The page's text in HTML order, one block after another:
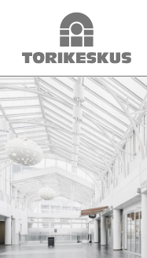
sisältöön
Torikeskus